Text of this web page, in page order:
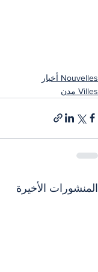
Nouvelles أخبار
Villes مدن
المنشورات الأخيرة